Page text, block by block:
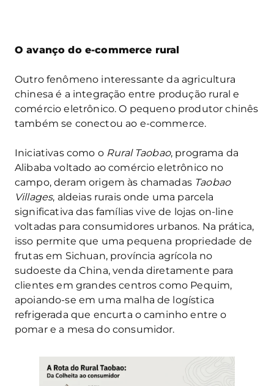
O avanço do e-commerce rural
Outro fenômeno interessante da agricultura
chinesa é a integração entre produção rural e
comércio eletrônico. O pequeno produtor chinês
também se conectou ao e‑commerce.
Iniciativas como o Rural Taobao, programa da
Alibaba voltado ao comércio eletrônico no
campo, deram origem às chamadas Taobao
Villages, aldeias rurais onde uma parcela
significativa das famílias vive de lojas on-line
voltadas para consumidores urbanos. Na prática,
isso permite que uma pequena propriedade de
frutas em Sichuan, província agrícola no
sudoeste da China, venda diretamente para
clientes em grandes centros como Pequim,
apoiando-se em uma malha de logística
refrigerada que encurta o caminho entre o
pomar e a mesa do consumidor.